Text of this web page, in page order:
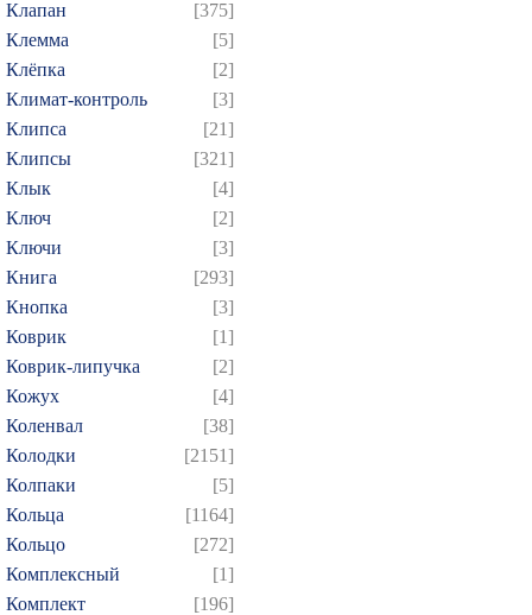
Клапан
[375]
Клемма
[5]
Клёпка
[2]
Климат-контроль
[3]
Клипса
[21]
Клипсы
[321]
Клык
[4]
Ключ
[2]
Ключи
[3]
Книга
[293]
Кнопка
[3]
Коврик
[1]
Коврик-липучка
[2]
Кожух
[4]
Коленвал
[38]
Колодки
[2151]
Колпаки
[5]
Кольца
[1164]
Кольцо
[272]
Комплексный
[1]
Комплект
[196]